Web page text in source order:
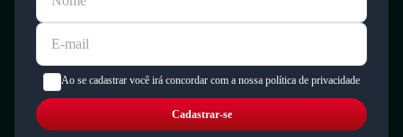
Ao se cadastrar você irá concordar com a nossa política de privacidade
Cadastrar-se